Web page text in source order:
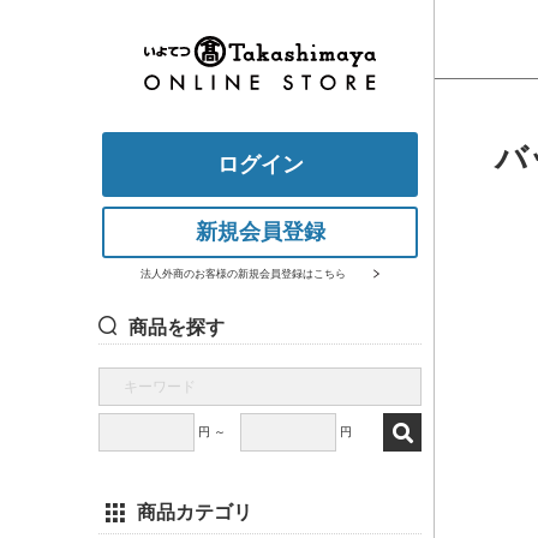
ログイン
新規会員登録
法人外商のお客様の新規会員登録はこちら
商品を探す
円 ～ 円
商品カテゴリ
バ